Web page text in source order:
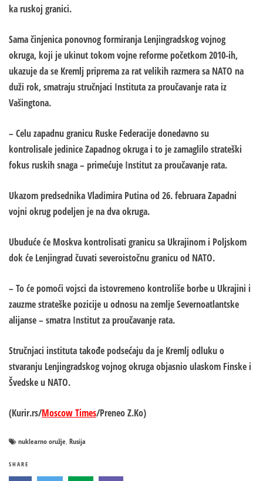
ka ruskoj granici.
Sama činjenica ponovnog formiranja Lenjingradskog vojnog
okruga, koji je ukinut tokom vojne reforme početkom 2010-ih,
ukazuje da se Kremlj priprema za rat velikih razmera sa NATO na
duži rok, smatraju stručnjaci Instituta za proučavanje rata iz
Vašingtona.
– Celu zapadnu granicu Ruske Federacije donedavno su
kontrolisale jedinice Zapadnog okruga i to je zamaglilo strateški
fokus ​​ruskih snaga – primećuje Institut za proučavanje rata.
Ukazom predsednika Vladimira Putina od 26. februaraZapadni
vojni okrug podeljen je na dva okruga.
Ubuduće će Moskva kontrolisati granicu sa Ukrajinom i Poljskom
dok će Lenjingrad čuvati severoistočnu granicu od NATO.
– To će pomoći vojsci da istovremeno kontroliše borbe u Ukrajini i
zauzme strateške pozicije u odnosu na zemlje Severnoatlantske
alijanse – smatra Institut za proučavanje rata.
Stručnjaci instituta takođe podsećaju da je Kremlj odluku o
stvaranju Lenjingradskog vojnog okruga objasnio ulaskom Finske i
Švedske u NATO.
(Kurir.rs/Moscow Times/Preneo Z.Ko)
nuklearno oružje Rusija
SHARE